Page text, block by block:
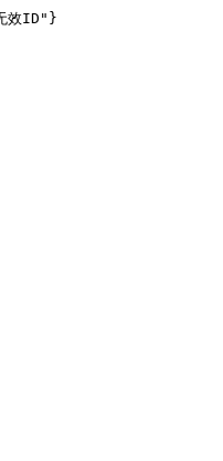
效ID"}